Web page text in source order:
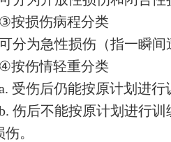
按损伤病程分类
分为急性损伤（指一瞬间
按伤情轻重分类
受伤后仍能按原计划进行
伤后不能按原计划进行
。